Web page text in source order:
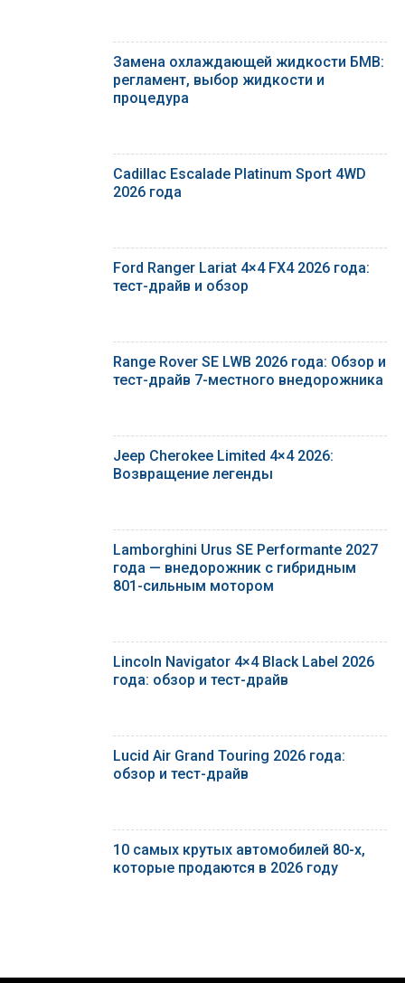
Замена охлаждающей жидкости БМВ:
регламент, выбор жидкости и
процедура
Cadillac Escalade Platinum Sport 4WD
2026 года
Ford Ranger Lariat 4×4 FX4 2026 года:
тест-драйв и обзор
Range Rover SE LWB 2026 года: Обзор и
тест-драйв 7-местного внедорожника
Jeep Cherokee Limited 4×4 2026:
Возвращение легенды
Lamborghini Urus SE Performante 2027
года — внедорожник с гибридным
801-сильным мотором
Lincoln Navigator 4×4 Black Label 2026
года: обзор и тест-драйв
Lucid Air Grand Touring 2026 года:
обзор и тест-драйв
10 самых крутых автомобилей 80-х,
которые продаются в 2026 году